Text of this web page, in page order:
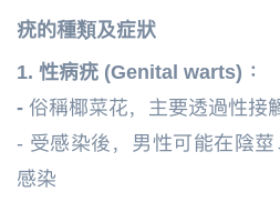
疣的種類及症狀
1. 性病疣 (Genital warts) ：
- 俗稱椰菜花，主要透過性接
- 受感染後，男性可能在陰
感染